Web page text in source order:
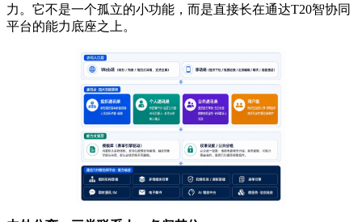
力。它不是一个孤立的小功能，而是直接长在通达T20智协同
平台的能力底座之上。